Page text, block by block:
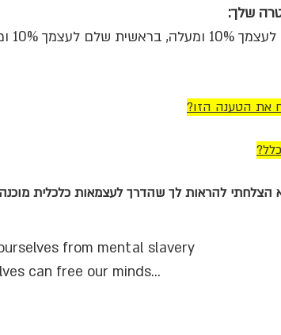
שלך:
שלם לעצמך 10% ומעלה,
את הטענה הזו?
הצלחתי להראות לך שהדרך לעצמאות כלכלית
from mental slavery
can free our minds...